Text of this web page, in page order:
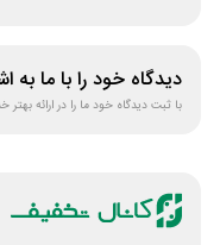
دیدگاه خود را با ما به
با ثبت دیدگاه خود ما را در ارائه بهتر